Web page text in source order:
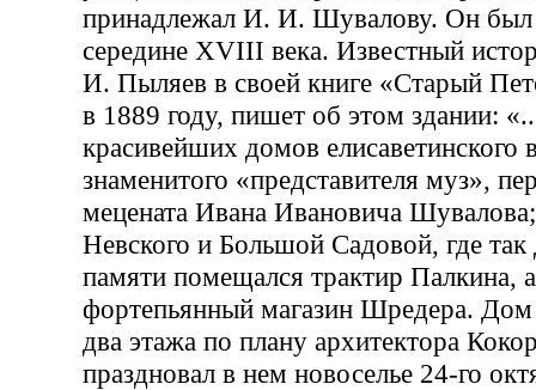
принадлежал И. И. Шувалову. Он был
середине XVIII века. Известный
И. Пыляев в своей книге «Старый
в 1889 году, пишет об этом здании:
красивейших домов
знаменитого «представителя муз»,
мецената Ивана Ивановича
Невского и Большой Садовой, где
памяти помещался трактир Палкина,
фортепьянный магазин Шредера.
два этажа по плану архитектора
праздновал в нем новоселье 24-го